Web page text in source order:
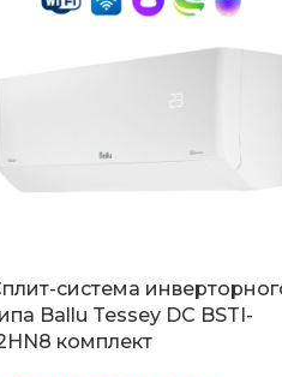
система
Ballu Tessey DC BSTI-
комплект